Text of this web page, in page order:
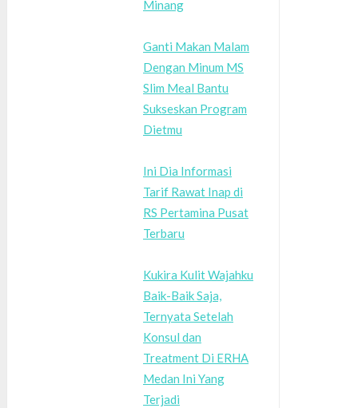
Minang
Ganti Makan Malam
Dengan Minum MS
Slim Meal Bantu
Sukseskan Program
Dietmu
Ini Dia Informasi
Tarif Rawat Inap di
RS Pertamina Pusat
Terbaru
Kukira Kulit Wajahku
Baik-Baik Saja,
Ternyata Setelah
Konsul dan
Treatment Di ERHA
Medan Ini Yang
Terjadi